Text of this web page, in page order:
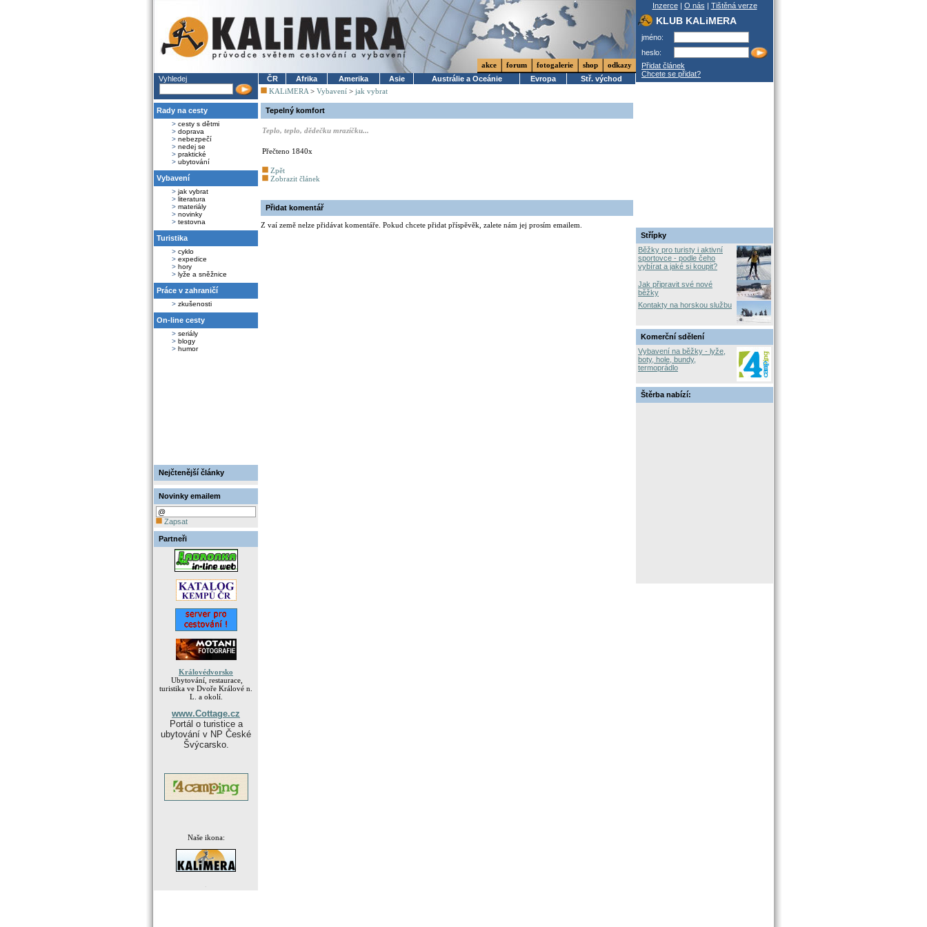
Vyhledej
Rady na cesty
> cesty s dětmi
> doprava
> nebezpečí
> nedej se
> praktické
> ubytování
Vybavení
> jak vybrat
> literatura
> materiály
> novinky
> testovna
Turistika
> cyklo
> expedice
> hory
> lyže a sněžnice
Práce v zahraničí
> zkušenosti
On-line cesty
> seriály
> blogy
> humor
Nejčtenější články
Novinky emailem
Zapsat
Partneři
Královédvorsko
Ubytování, restaurace,
turistika ve Dvoře Králové n.
L. a okolí.
www.Cottage.cz
Portál o turistice a
ubytování v NP České
Švýcarsko.
Naše ikona:
akce forum fotogalerie shop
odkazy
ČR
Afrika Amerika Asie Austrálie a Oceánie Evropa
Stř. východ
KALiMERA > Vybavení > jak vybrat
Tepelný komfort
Teplo, teplo, dědečku mrazíčku...
Přečteno 1840x
Zpět
Zobrazit článek
Přidat komentář
Z vaí země nelze přidávat komentáře. Pokud chcete přidat příspěvěk, zalete nám jej prosím emailem.
Inzerce| O nás | Tištěná verze
KLUB KALiMERA
jméno:
heslo:
Přidat článek
Chcete se přidat?
Střípky
Běžky pro turisty i aktivní
sportovce - podle čeho
vybírat a jaké si koupit?
Jak připravit své nové
běžky
Kontakty na horskou službu
Komerční sdělení
Vybavení na běžky - lyže,
boty, hole, bundy,
termoprádlo
Štěrba nabízí: